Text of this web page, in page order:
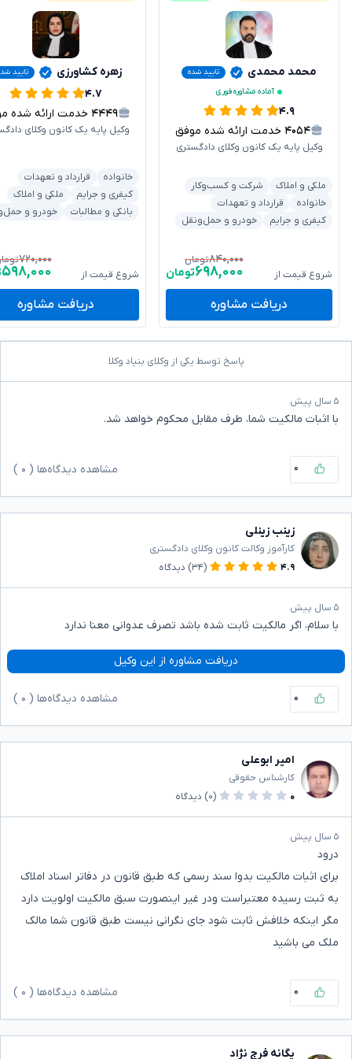
محمد محمدی
تایید شده
آماده مشاوره فوری
۴.۹
۴۰۵۴ خدمت ارائه شده موفق
وکیل پایه یک کانون وکلای دادگستری
ملکی و املاک
شرکت و کسب‌وکار
خانواده
قرارداد و تعهدات
کیفری و جرایم
خودرو و حمل‌ونقل
شروع قیمت از
۸۴۰,۰۰۰تومان
۶۹۸,۰۰۰تومان
دریافت مشاوره
زهره کشاورزی تایید
۴.۷
۴۴۴۹ خدمت ارائه شده موفق
وکیل پایه یک کانون وکلای
خانواده
قرارداد و تعهدات
کیفری و جرایم
ملکی و املاک
بانکی و مطالبات
خودرو و
شروع قیمت از
۷۲۰,۰۰۰
۵۹۸,۰۰۰
دریافت مشاوره
پاسخ توسط یکی از وکلای بنیاد وکلا
۵ سال پیش
با اثبات مالکیت شما، طرف مقابل محکوم خواهد شد.
۰ مشاهده دیدگاه‌ها ( ۰
زینب زینلی
کارآموز وکالت کانون وکلای دادگستری
۴.۹
(۳۴) دیدگاه
۵ سال پیش
با سلام، اگر مالکیت ثابت شده باشد تصرف عدوانی معنا ندارد
دریافت مشاوره از این وکیل
۰ مشاهده دیدگاه‌ها ( ۰
امیر ابوعلی
کارشناس حقوقی
۰
(۰) دیدگاه
۵ سال پیش
درود
برای اثبات مالکیت بدوا سند رسمی که طبق قانون در دفاتر اسناد املاک
به ثبت رسیده معتبراست ودر غیر اینصورت سبق مالکیت اولویت دارد
مگر اینکه خلافش ثابت شود جای نگرانی نیست طبق قانون شما مالک
ملک می باشید
۰ مشاهده دیدگاه‌ها ( ۰
یگانه فرج نژاد